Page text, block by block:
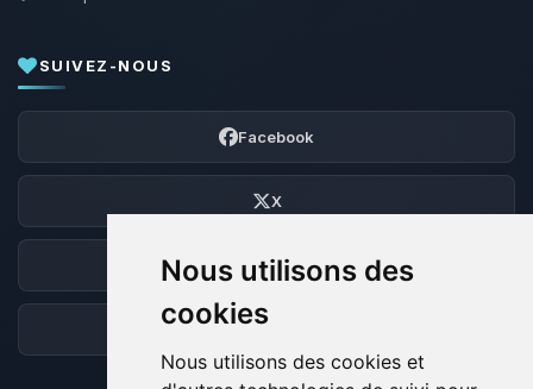
Nous utilisons des
cookies
Nous utilisons des cookies et
SUIVEZ-NOUS
Facebook
X
Discord
Forum